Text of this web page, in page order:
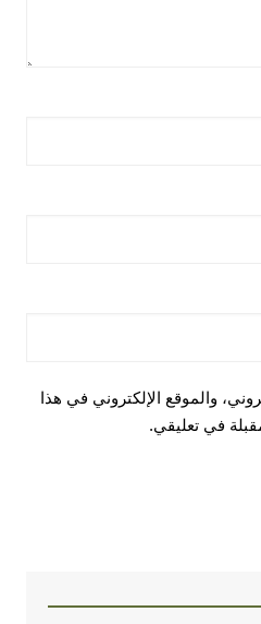
والموقع الإلكتروني في هذا
في تعليقي.